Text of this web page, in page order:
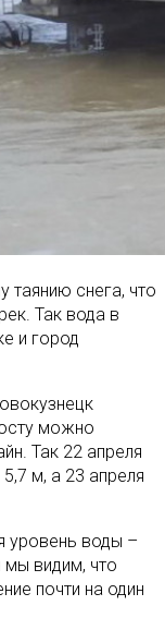
таянию снега, что
Так вода в
и город
можно
Так 22 апреля
м, а 23 апреля
уровень воды –
мы видим, что
почти на один